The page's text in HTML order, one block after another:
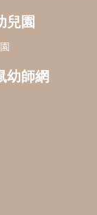
兒園
幼師網